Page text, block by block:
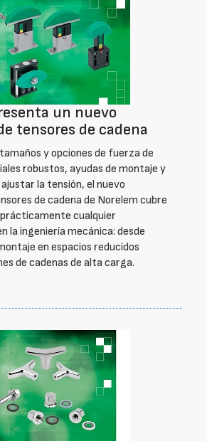
un nuevo
tensores de cadena
y opciones de fuerza de
robustos, ayudas de montaje y
la tensión, el nuevo
de cadena de Norelem cubre
cualquier
la ingeniería mecánica: desde
en espacios reducidos
de cadenas de alta carga.